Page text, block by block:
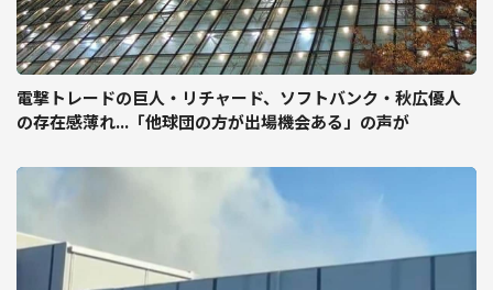
電撃トレードの巨人・リチャード、ソフトバンク・秋広優人
の存在感薄れ...「他球団の方が出場機会ある」の声が